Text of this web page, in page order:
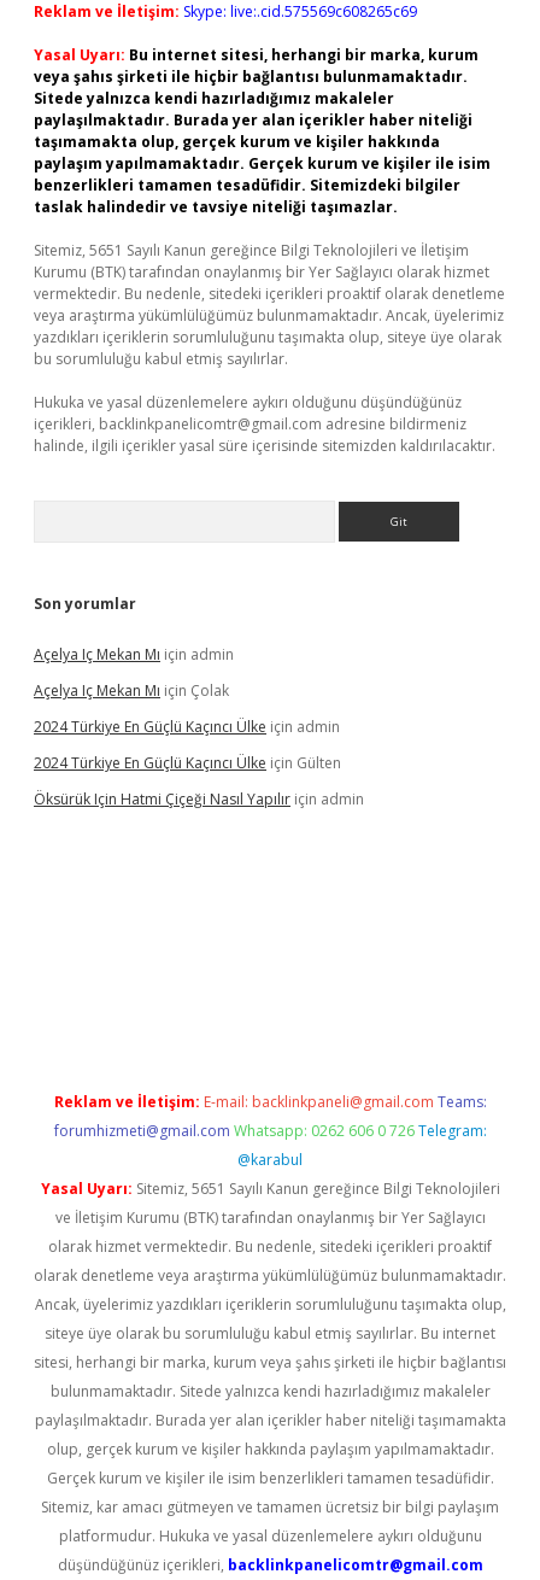
Reklam ve İletişim: Skype: live:.cid.575569c608265c69
Yasal Uyarı: Bu internet sitesi, herhangi bir marka, kurum
veya şahıs şirketi ile hiçbir bağlantısı bulunmamaktadır.
Sitede yalnızca kendi hazırladığımız makaleler
paylaşılmaktadır. Burada yer alan içerikler haber niteliği
taşımamakta olup, gerçek kurum ve kişiler hakkında
paylaşım yapılmamaktadır. Gerçek kurum ve kişiler ile isim
benzerlikleri tamamen tesadüfidir. Sitemizdeki bilgiler
taslak halindedir ve tavsiye niteliği taşımazlar.
Sitemiz, 5651 Sayılı Kanun gereğince Bilgi Teknolojileri ve İletişim
Kurumu (BTK) tarafından onaylanmış bir Yer Sağlayıcı olarak hizmet
vermektedir. Bu nedenle, sitedeki içerikleri proaktif olarak denetleme
veya araştırma yükümlülüğümüz bulunmamaktadır. Ancak, üyelerimiz
yazdıkları içeriklerin sorumluluğunu taşımakta olup, siteye üye olarak
bu sorumluluğu kabul etmiş sayılırlar.
Hukuka ve yasal düzenlemelere aykırı olduğunu düşündüğünüz
içerikleri, backlinkpanelicomtr@gmail.com adresine bildirmeniz
halinde, ilgili içerikler yasal süre içerisinde sitemizden kaldırılacaktır.
Son yorumlar
Açelya Iç Mekan Mı için admin
Açelya Iç Mekan Mı için Çolak
2024 Türkiye En Güçlü Kaçıncı Ülke için admin
2024 Türkiye En Güçlü Kaçıncı Ülke için Gülten
Öksürük Için Hatmi Çiçeği Nasıl Yapılır için admin
Reklam ve İletişim: E-mail: backlinkpaneli@gmail.com Teams:
forumhizmeti@gmail.com Whatsapp: 0262 606 0 726 Telegram:
@karabul
Yasal Uyarı: Sitemiz, 5651 Sayılı Kanun gereğince Bilgi Teknolojileri
ve İletişim Kurumu (BTK) tarafından onaylanmış bir Yer Sağlayıcı
olarak hizmet vermektedir. Bu nedenle, sitedeki içerikleri proaktif
olarak denetleme veya araştırma yükümlülüğümüz bulunmamaktadır.
Ancak, üyelerimiz yazdıkları içeriklerin sorumluluğunu taşımakta olup,
siteye üye olarak bu sorumluluğu kabul etmiş sayılırlar. Bu internet
sitesi, herhangi bir marka, kurum veya şahıs şirketi ile hiçbir bağlantısı
bulunmamaktadır. Sitede yalnızca kendi hazırladığımız makaleler
paylaşılmaktadır. Burada yer alan içerikler haber niteliği taşımamakta
olup, gerçek kurum ve kişiler hakkında paylaşım yapılmamaktadır.
Gerçek kurum ve kişiler ile isim benzerlikleri tamamen tesadüfidir.
Sitemiz, kar amacı gütmeyen ve tamamen ücretsiz bir bilgi paylaşım
platformudur. Hukuka ve yasal düzenlemelere aykırı olduğunu
düşündüğünüz içerikleri, backlinkpanelicomtr@gmail.com